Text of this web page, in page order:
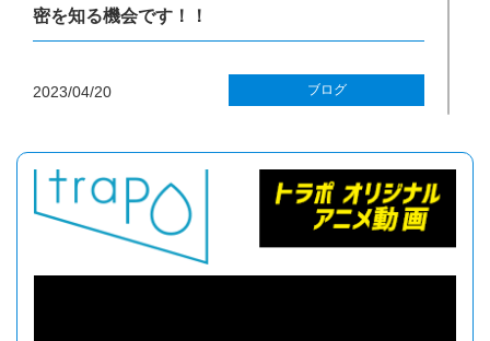
密を知る機会です！！
2023/04/20 ブログ
2023/02/06